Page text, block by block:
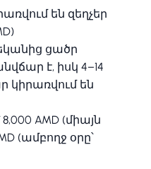
են զեղչեր
ցածր
է, իսկ 4–14
են
8,000 AMD (միայն
(ամբողջ օրը՝